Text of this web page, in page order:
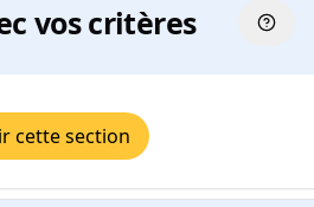
vos critères
cette section